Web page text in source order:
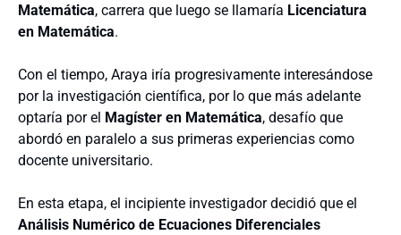
Matemática, carrera que luego se llamaría Licenciatura
en Matemática.
Con el tiempo, Araya iría progresivamente interesándose
por la investigación científica, por lo que más adelante
optaría por el Magíster en Matemática, desafío que
abordó en paralelo a sus primeras experiencias como
docente universitario.
En esta etapa, el incipiente investigador decidió que el
Análisis Numérico de Ecuaciones Diferenciales